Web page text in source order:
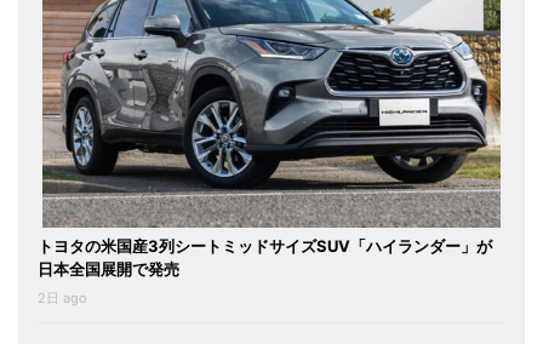
トヨタの米国産3列シートミッドサイズSUV「ハイランダー」が
日本全国展開で発売
2日 ago